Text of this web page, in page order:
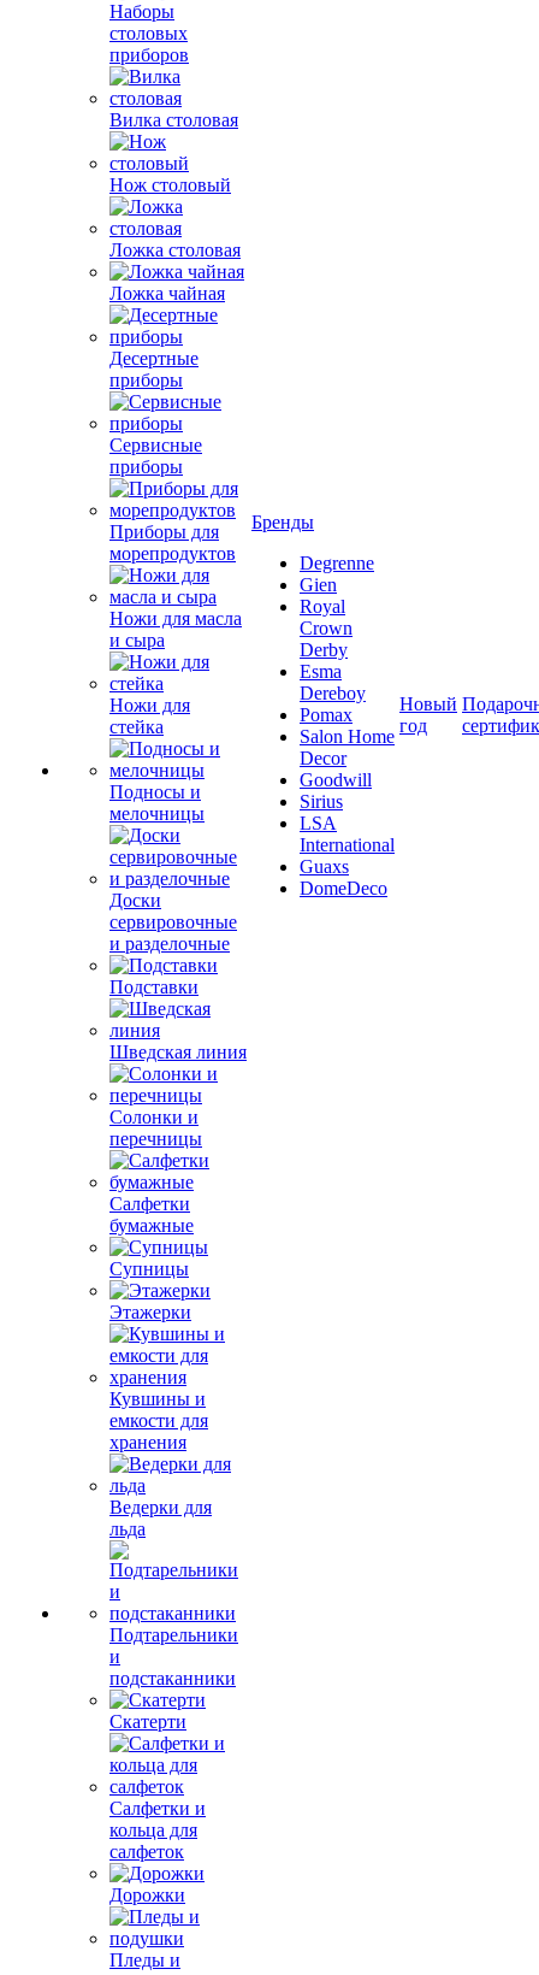
Наборы
столовых
приборов
Вилка столовая
Нож столовый
Ложка столовая
Ложка чайная
Десертные
приборы
Сервисные
приборы
Приборы для
морепродуктов
Ножи для масла
и сыра
Ножи для
стейка
Подносы и
мелочницы
Доски
сервировочные
и разделочные
Подставки
Шведская линия
Солонки и
перечницы
Салфетки
бумажные
Супницы
Этажерки
Кувшины и
емкости для
хранения
Ведерки для
льда
Подтарельники
и
подстаканники
Скатерти
Салфетки и
кольца для
салфеток
Дорожки
Пледы и
Бренды
Degrenne
Gien
Royal
Crown
Derby
Esma
Dereboy
Pomax
Salon Home
Decor
Goodwill
Sirius
LSA
International
Guaxs
DomeDeco
Новый
год